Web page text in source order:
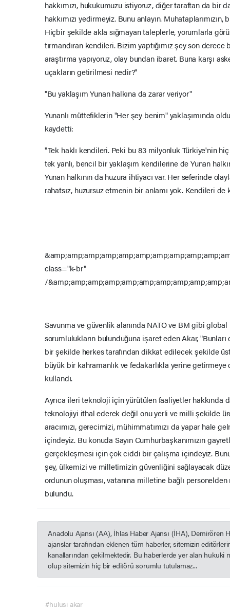
hakkımızı, hukukumuzu istiyoruz, diğer taraftan da bir
hakkımızı yedirmeyiz. Bunu anlayın. Muhataplarımızın,
Hiçbir şekilde akla sığmayan taleplerle, yorumlarla
tırmandıran kendileri. Bizim yaptığımız şey son
araştırma yapıyoruz, olay bundan ibaret. Buna karşı
uçakların getirilmesi nedir?"
"Bu yaklaşım Yunan halkına da zarar veriyor"
Yunanlı müttefiklerin "Her şey benim" yaklaşımında
kaydetti:
"Tek haklı kendileri. Peki bu 83 milyonluk Türkiye'nin
tek yanlı, bencil bir yaklaşım kendilerine de Yunan
Yunan halkının da huzura ihtiyacı var. Her seferinde
rahatsız, huzursuz etmenin bir anlamı yok. Kendileri de
class="k-br"
/
Savunma ve güvenlik alanında NATO ve BM gibi global
sorumlulukların bulunduğuna işaret eden Akar,
bir şekilde herkes tarafından dikkat edilecek şekilde
büyük bir kahramanlık ve fedakarlıkla yerine
kullandı.
Ayrıca ileri teknoloji için yürütülen faaliyetler hakkında
teknolojiyi ithal ederek değil onu yerli ve milli şekilde
aracımızı, gerecimizi, mühimmatımızı da yapar hale
içindeyiz. Bu konuda Sayın Cumhurbaşkanımızın
gerçekleşmesi için çok ciddi bir çalışma içindeyiz.
şey, ülkemizi ve milletimizin güvenliğini sağlayacak
ordunun oluşması, vatanına milletine bağlı
bulundu.
Anadolu Ajansı (AA), İhlas Haber Ajansı (İHA), Demirören
ajanslar tarafından eklenen tüm haberler, sitemizin
kanallarından çekilmektedir. Bu haberlerde yer alan hukuki
olup sitemizin hiç bir editörü sorumlu tutulamaz...
#hulusi akar